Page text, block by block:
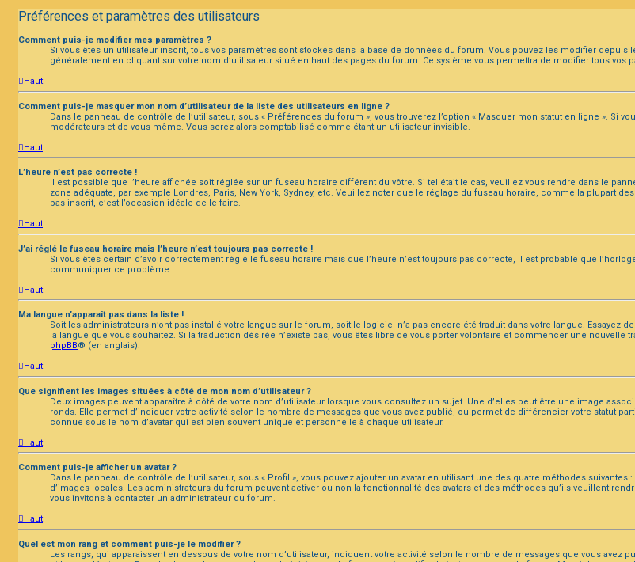
Préférences et paramètres des utilisateurs
Comment puis-je modifier mes paramètres ?
Si vous êtes un utilisateur inscrit, tous vos paramètres sont stockés dans la base de données du forum. Vous pouvez les modifier depuis
généralement en cliquant sur votre nom d’utilisateur situé en haut des pages du forum. Ce système vous permettra de modifier tous vos
Haut
Comment puis-je masquer mon nom d’utilisateur de la liste des utilisateurs en ligne ?
Dans le panneau de contrôle de l’utilisateur, sous « Préférences du forum », vous trouverez l’option « Masquer mon statut en ligne ». Si
modérateurs et de vous-même. Vous serez alors comptabilisé comme étant un utilisateur invisible.
Haut
L’heure n’est pas correcte !
Il est possible que l’heure affichée soit réglée sur un fuseau horaire différent du vôtre. Si tel était le cas, veuillez vous rendre dans le
zone adéquate, par exemple Londres, Paris, New York, Sydney, etc. Veuillez noter que le réglage du fuseau horaire, comme la plupart
pas inscrit, c’est l’occasion idéale de le faire.
Haut
J’ai réglé le fuseau horaire mais l’heure n’est toujours pas correcte !
Si vous êtes certain d’avoir correctement réglé le fuseau horaire mais que l’heure n’est toujours pas correcte, il est probable que
communiquer ce problème.
Haut
Ma langue n’apparaît pas dans la liste !
Soit les administrateurs n’ont pas installé votre langue sur le forum, soit le logiciel n’a pas encore été traduit dans votre langue. Essayez
la langue que vous souhaitez. Si la traduction désirée n’existe pas, vous êtes libre de vous porter volontaire et commencer une nouvelle
phpBB® (en anglais).
Haut
Que signifient les images situées à côté de mon nom d’utilisateur ?
Deux images peuvent apparaître à côté de votre nom d’utilisateur lorsque vous consultez un sujet. Une d’elles peut être une image
ronds. Elle permet d’indiquer votre activité selon le nombre de messages que vous avez publié, ou permet de différencier votre statut
connue sous le nom d’avatar qui est bien souvent unique et personnelle à chaque utilisateur.
Haut
Comment puis-je afficher un avatar ?
Dans le panneau de contrôle de l’utilisateur, sous « Profil », vous pouvez ajouter un avatar en utilisant une des quatre méthodes suivantes
d’images locales. Les administrateurs du forum peuvent activer ou non la fonctionnalité des avatars et des méthodes qu’ils veuillent
vous invitons à contacter un administrateur du forum.
Haut
Quel est mon rang et comment puis-je le modifier ?
Les rangs, qui apparaissent en dessous de votre nom d’utilisateur, indiquent votre activité selon le nombre de messages que vous